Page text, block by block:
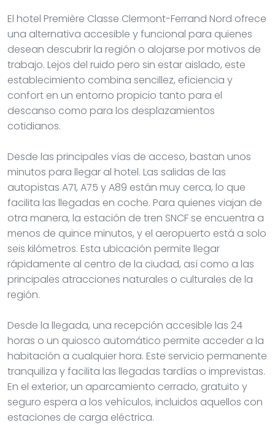
El hotel Première Classe Clermont-Ferrand Nord ofrece
una alternativa accesible y funcional para quienes
desean descubrir la región o alojarse por motivos de
trabajo. Lejos del ruido pero sin estar aislado, este
establecimiento combina sencillez, eficiencia y
confort en un entorno propicio tanto para el
descanso como para los desplazamientos
cotidianos.
Desde las principales vías de acceso, bastan unos
minutos para llegar al hotel. Las salidas de las
autopistas A71, A75 y A89 están muy cerca, lo que
facilita las llegadas en coche. Para quienes viajan de
otra manera, la estación de tren SNCF se encuentra a
menos de quince minutos, y el aeropuerto está a solo
seis kilómetros. Esta ubicación permite llegar
rápidamente al centro de la ciudad, así como a las
principales atracciones naturales o culturales de la
región.
Desde la llegada, una recepción accesible las 24
horas o un quiosco automático permite acceder a la
habitación a cualquier hora. Este servicio permanente
tranquiliza y facilita las llegadas tardías o imprevistas.
En el exterior, un aparcamiento cerrado, gratuito y
seguro espera a los vehículos, incluidos aquellos con
estaciones de carga eléctrica.